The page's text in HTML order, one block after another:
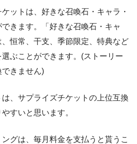
ットは、好きな召喚石・キャラ・
きます。「好きな召喚石・キャ
恒常、干支、季節限定、特典など
ぶことができます。(ストーリー
きません)
、サプライズチケットの上位互換
すいと思います。
グは、毎月料金を支払うと貰うこ